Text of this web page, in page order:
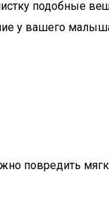
подобные
у вашего
повредить